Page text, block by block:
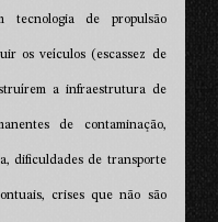
tecnologia de propulsão
os veículos (escassez de
a infraestrutura de
de contaminação,
dificuldades de transporte
crises que não são